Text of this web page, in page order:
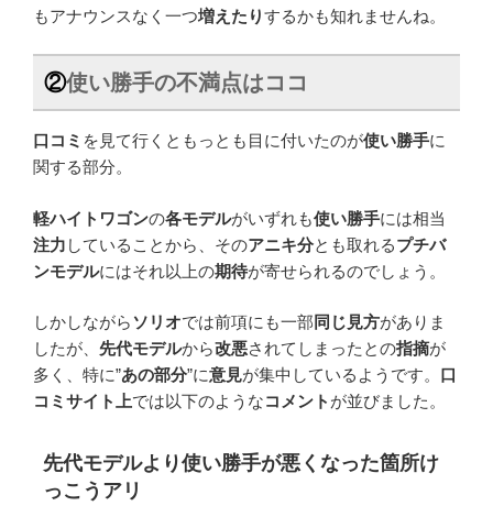
もアナウンスなく一つ増えたりするかも知れませんね。
②使い勝手の不満点はココ
口コミ を見て行くともっとも目に付いたのが使い勝手に
関する部分。
軽ハイトワゴンの各モデルがいずれも使い勝手には相当
注力 していることから、そのアニキ分とも取れるプチバ
ンモデルにはそれ以上の期待が寄せられるのでしょう。
しかしながら ソリオでは前項にも一部 同じ見方がありま
したが、 先代モデルから改悪されてしまったとの指摘が
多く、特に”あの部分”に意見が集中しているようです。 口
コミサイト上では以下のようなコメント が並びました。
先代モデルより使い勝手が悪くなった箇所け
っこうアリ